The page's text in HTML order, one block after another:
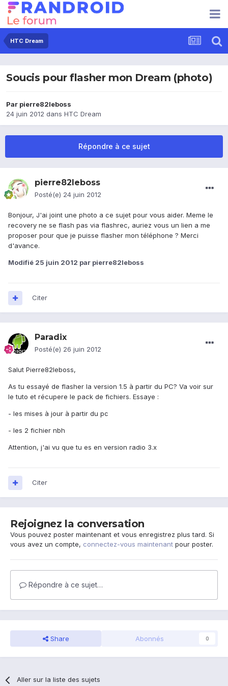
HTC Dream
Soucis pour flasher mon Dream (photo)
Par pierre82leboss
24 juin 2012 dans HTC Dream
Répondre à ce sujet
pierre82leboss
Posté(e) 24 juin 2012
Bonjour, J'ai joint une photo a ce sujet pour vous aider. Meme le
recovery ne se flash pas via flashrec, auriez vous un lien a me
proposer pour que je puisse flasher mon téléphone ? Merci
d'avance.
Modifié 25 juin 2012 par pierre82leboss
Citer
Paradix
Posté(e) 26 juin 2012
Salut Pierre82leboss,
As tu essayé de flasher la version 1.5 à partir du PC? Va voir sur
le tuto et récupere le pack de fichiers. Essaye :
- les mises à jour à partir du pc
- les 2 fichier nbh
Attention, j'ai vu que tu es en version radio 3.x
Citer
Rejoignez la conversation
Vous pouvez poster maintenant et vous enregistrez plus tard. Si
vous avez un compte, connectez-vous maintenant pour poster.
Répondre à ce sujet…
Share Abonnés 0
Aller sur la liste des sujets